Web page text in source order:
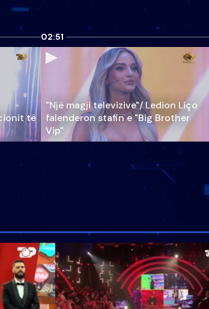
të
02:51
"Një magji televizive"/ Ledion Liço
falenderon stafin e "Big Brother
Vip"